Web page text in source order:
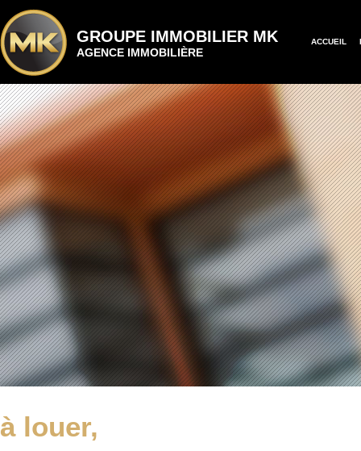
GROUPE IMMOBILIER MK
AGENCE IMMOBILIÈRE
ACCUEIL
à louer,